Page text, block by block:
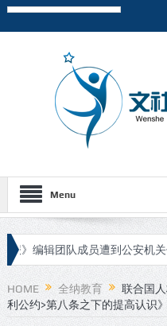
Menu
团队成员遭到公安机关传唤和入
HOME 全纳教育
联合国
利公约>第八条之下的提高认识